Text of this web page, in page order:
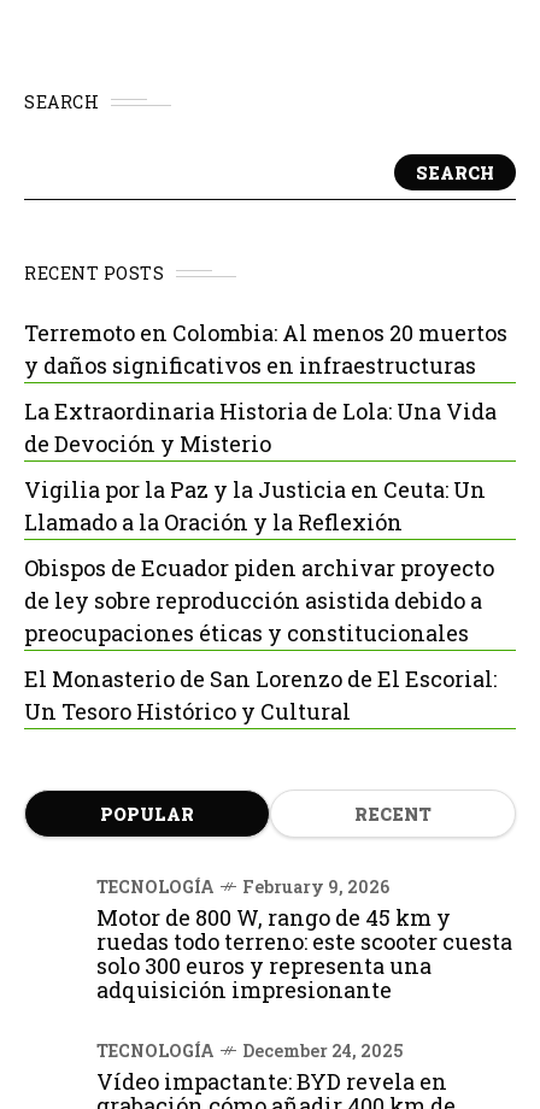
SEARCH
SEARCH
RECENT POSTS
Terremoto en Colombia: Al menos 20 muertos
y daños significativos en infraestructuras
La Extraordinaria Historia de Lola: Una Vida
de Devoción y Misterio
Vigilia por la Paz y la Justicia en Ceuta: Un
Llamado a la Oración y la Reflexión
Obispos de Ecuador piden archivar proyecto
de ley sobre reproducción asistida debido a
preocupaciones éticas y constitucionales
El Monasterio de San Lorenzo de El Escorial:
Un Tesoro Histórico y Cultural
POPULAR RECENT
TECNOLOGÍA February 9, 2026
Motor de 800 W, rango de 45 km y
ruedas todo terreno: este scooter cuesta
solo 300 euros y representa una
adquisición impresionante
TECNOLOGÍA December 24, 2025
Vídeo impactante: BYD revela en